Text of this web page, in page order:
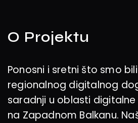
O Projektu
Ponosni i sretni što smo
regionalnog digitalnog
saradnji u oblasti
na Zapadnom Balkanu.